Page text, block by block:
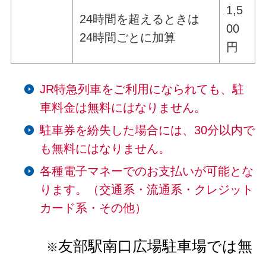
24時間を超えるときは
24時間ごとに加算
1,5
00
円
JR特急列車をご利用になられても、駐
車料金は無料にはなりません。
駐車券を紛失した場合には、30分以内で
も無料にはなりません。
各種電子マネーでのお支払いが可能とな
ります。（交通系・流通系・クレジット
カード系・その他）
※友部駅南口広場駐車場では無